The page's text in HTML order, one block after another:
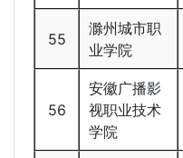
55
滁州城市职
业学院
56
安徽广播影
视职业技术
学院